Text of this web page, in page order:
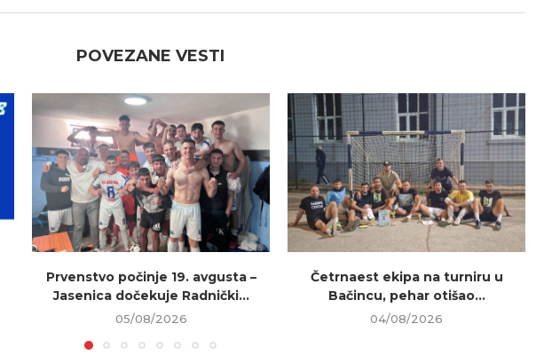
POVEZANE VESTI
Prvenstvo počinje 19. avgusta –
Jasenica dočekuje Radnički...
05/08/2026
Četrnaest ekipa na turniru u
Bačincu, pehar otišao...
04/08/2026